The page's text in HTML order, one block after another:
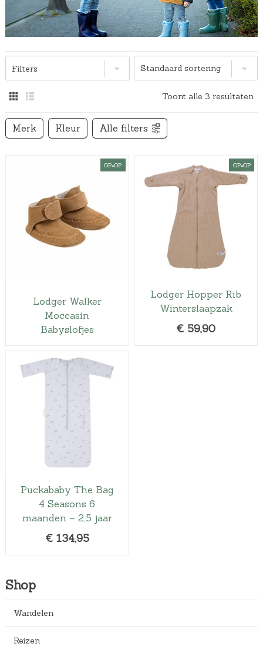
Filters
Toont alle 3 resultaten
Merk Kleur Alle filters
OP=OP
Lodger Walker
Moccasin
Babyslofjes
OP=OP
Lodger Hopper Rib
Winterslaapzak
€ 59,90
Puckababy The Bag
4 Seasons 6
maanden – 2,5 jaar
€ 134,95
Shop
Wandelen
Reizen